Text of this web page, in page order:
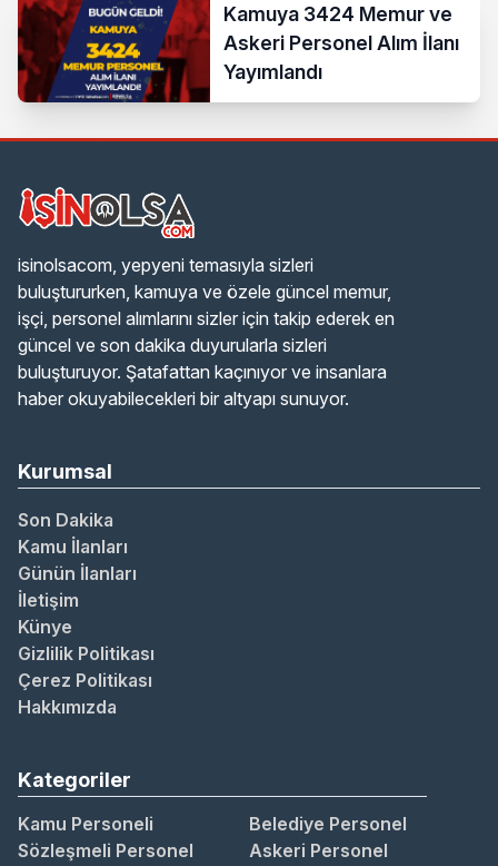
Kamuya 3424 Memur ve
Askeri Personel Alım İlanı
Yayımlandı
isinolsacom, yepyeni temasıyla sizleri
buluştururken, kamuya ve özele güncel memur,
işçi, personel alımlarını sizler için takip ederek en
güncel ve son dakika duyurularla sizleri
buluşturuyor. Şatafattan kaçınıyor ve insanlara
haber okuyabilecekleri bir altyapı sunuyor.
Kurumsal
Son Dakika
Kamu İlanları
Günün İlanları
İletişim
Künye
Gizlilik Politikası
Çerez Politikası
Hakkımızda
Kategoriler
Kamu Personeli
Belediye Personel
Sözleşmeli Personel
Askeri Personel